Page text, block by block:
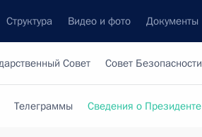
Структура Видео и фото Документы
Совет Совет Безопасности
Телеграммы Сведения о Президенте